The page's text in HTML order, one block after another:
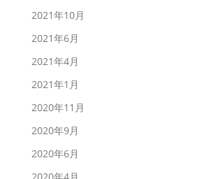
2021年10月
2021年6月
2021年4月
2021年1月
2020年11月
2020年9月
2020年6月